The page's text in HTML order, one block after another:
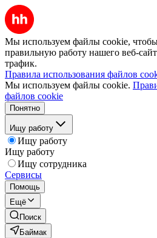
Мы используем файлы cookie, чтобы
правильную работу нашего веб-
трафик.
Правила использования файлов
Мы используем файлы cookie.
файлов cookie
Понятно
Ищу работу
Ищу работу
Ищу работу
Ищу сотрудника
Сервисы
Помощь
Ещё
Поиск
Баймак